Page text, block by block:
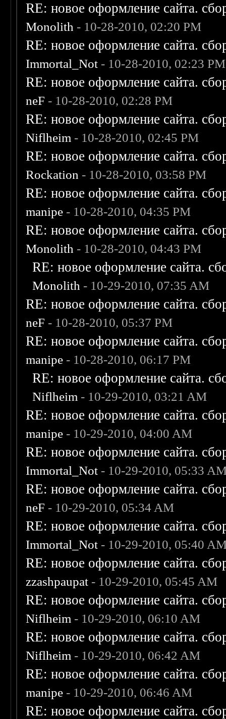
RE: новое оформление сайта.
Monolith - 10-28-2010, 02:20 PM
RE: новое оформление сайта.
Immortal_Not - 10-28-2010, 02:23 PM
RE: новое оформление сайта.
neF - 10-28-2010, 02:28 PM
RE: новое оформление сайта.
Niflheim - 10-28-2010, 02:45 PM
RE: новое оформление сайта.
Rockation - 10-28-2010, 03:58 PM
RE: новое оформление сайта.
manipe - 10-28-2010, 04:35 PM
RE: новое оформление сайта.
Monolith - 10-28-2010, 04:43 PM
RE: новое оформление сайта.
Monolith - 10-29-2010, 07:35 AM
RE: новое оформление сайта.
neF - 10-28-2010, 05:37 PM
RE: новое оформление сайта.
manipe - 10-28-2010, 06:17 PM
RE: новое оформление сайта.
Niflheim - 10-29-2010, 03:21 AM
RE: новое оформление сайта.
manipe - 10-29-2010, 04:00 AM
RE: новое оформление сайта.
Immortal_Not - 10-29-2010, 05:33
RE: новое оформление сайта.
neF - 10-29-2010, 05:34 AM
RE: новое оформление сайта.
Immortal_Not - 10-29-2010, 05:40
RE: новое оформление сайта.
zzashpaupat - 10-29-2010, 05:45 AM
RE: новое оформление сайта.
Niflheim - 10-29-2010, 06:10 AM
RE: новое оформление сайта.
Niflheim - 10-29-2010, 06:42 AM
RE: новое оформление сайта.
manipe - 10-29-2010, 06:46 AM
RE: новое оформление сайта.